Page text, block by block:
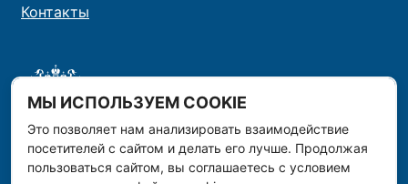
МЫ ИСПОЛЬЗУЕМ COOKIE
Это позволяет нам анализировать взаимодействие
посетителей с сайтом и делать его лучше. Продолжая
пользоваться сайтом, вы соглашаетесь с условием
Контакты